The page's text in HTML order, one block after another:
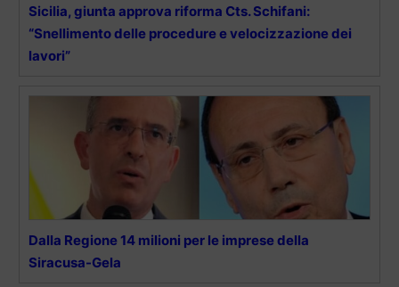
Sicilia, giunta approva riforma Cts. Schifani:
“Snellimento delle procedure e velocizzazione dei
lavori”
Dalla Regione 14 milioni per le imprese della
Siracusa-Gela